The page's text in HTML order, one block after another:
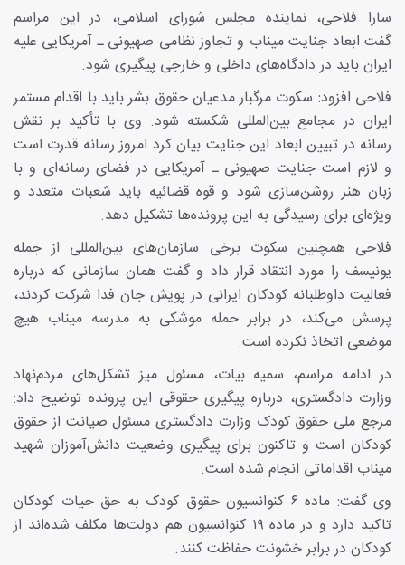
سارا فلاحی، نماینده مجلس شورای اسلامی، در این مراسم
گفت ابعاد جنایت میناب و تجاوز نظامی صهیونی ـ آمریکایی علیه
ایران باید در دادگاه‌های داخلی و خارجی پیگیری شود.
فلاحی افزود: سکوت مرگبار مدعیان حقوق بشر باید با اقدام مستمر
ایران در مجامع بین‌المللی شکسته شود. وی با تأکید بر نقش
رسانه در تبیین ابعاد این جنایت بیان کرد امروز رسانه قدرت است
و لازم است جنایت صهیونی ـ آمریکایی در فضای رسانه‌ای و با
زبان هنر روشن‌سازی شود و قوه قضائیه باید شعبات متعدد و
ویژه‌ای برای رسیدگی به این پرونده‌ها تشکیل دهد.
فلاحی همچنین سکوت برخی سازمان‌های بین‌المللی از جمله
یونیسف را مورد انتقاد قرار داد و گفت همان سازمانی که درباره
فعالیت داوطلبانه کودکان ایرانی در پویش جان فدا شرکت کردند،
پرسش می‌کند، در برابر حمله موشکی به مدرسه میناب هیچ
موضعی اتخاذ نکرده است.
در ادامه مراسم، سمیه بیات، مسئول میز تشکل‌های مردم‌نهاد
وزارت دادگستری، درباره پیگیری حقوقی این پرونده توضیح داد:
مرجع ملی حقوق کودک وزارت دادگستری مسئول صیانت از حقوق
کودکان است و تاکنون برای پیگیری وضعیت دانش‌آموزان شهید
میناب اقداماتی انجام شده است.
وی گفت: ماده ۶ کنوانسیون حقوق کودک به حق حیات کودکان
تاکید دارد و در ماده ۱۹ کنوانسیون هم دولت‌ها مکلف شده‌اند از
کودکان در برابر خشونت حفاظت کنند.